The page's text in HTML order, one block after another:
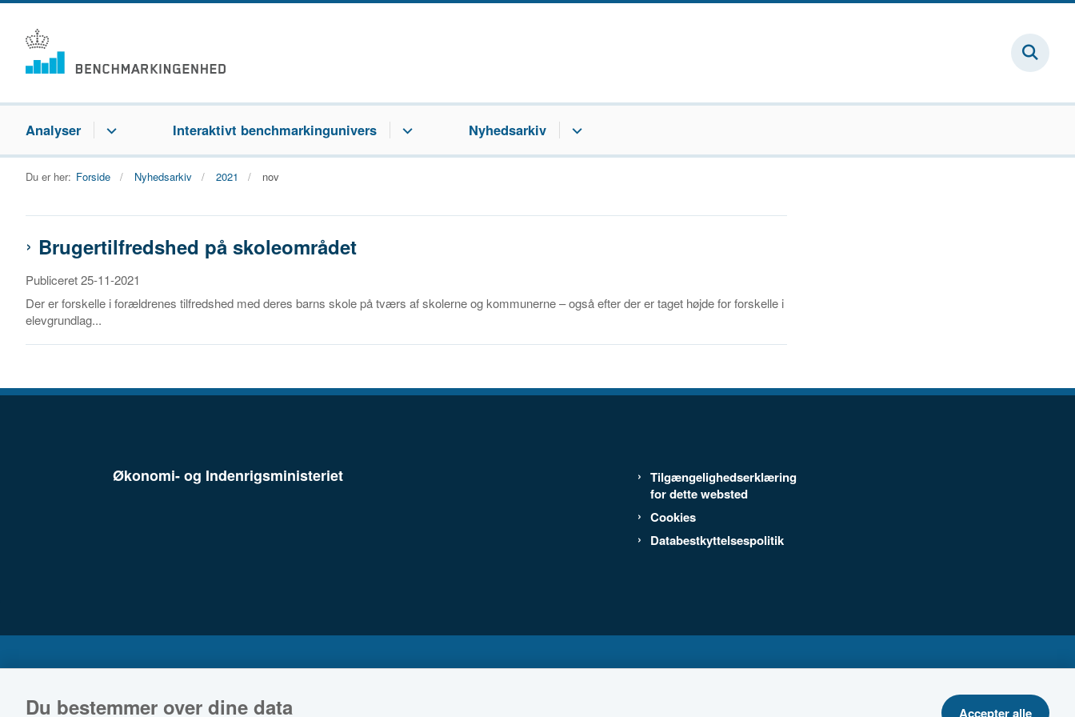
Analyser Interaktivt benchmarkingunivers Nyhedsarkiv
Du er her: Forside Nyhedsarkiv 2021 nov
Brugertilfredshed på skoleområdet
Publiceret 25-11-2021
Der er forskelle i forældrenes tilfredshed med deres barns skole på tværs af skolerne og kommunerne – også efter der er taget højde for forskelle i
elevgrundlag...
Økonomi- og Indenrigsministeriet
Tilgængelighedserklæring
for dette websted
Cookies
Databestkyttelsespolitik
Du bestemmer over dine data Accepter alle